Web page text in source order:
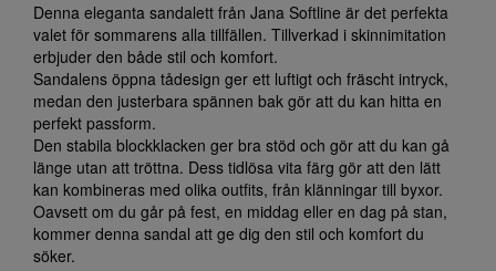
Denna eleganta sandalett från Jana Softline är det perfekta
valet för sommarens alla tillfällen. Tillverkad i skinnimitation
erbjuder den både stil och komfort.
Sandalens öppna tådesign ger ett luftigt och fräscht intryck,
medan den justerbara spännen bak gör att du kan hitta en
perfekt passform.
Den stabila blockklacken ger bra stöd och gör att du kan gå
länge utan att tröttna. Dess tidlösa vita färg gör att den lätt
kan kombineras med olika outfits, från klänningar till byxor.
Oavsett om du går på fest, en middag eller en dag på stan,
kommer denna sandal att ge dig den stil och komfort du
söker.